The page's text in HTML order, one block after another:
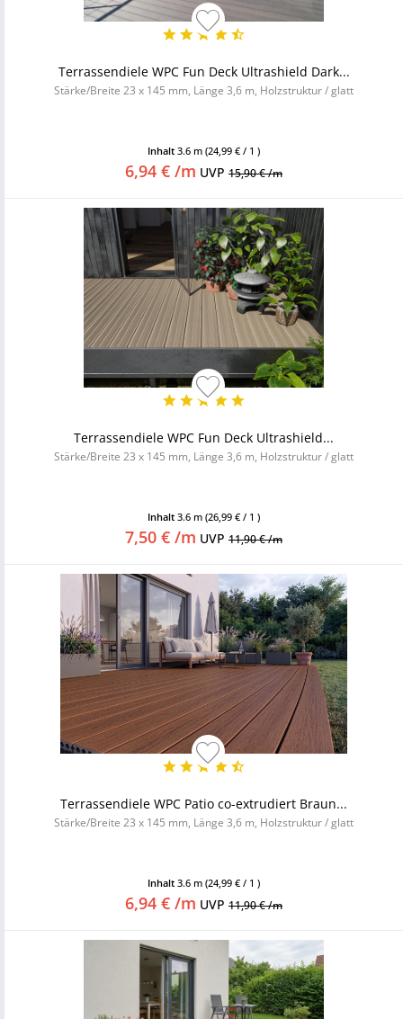
Terrassendiele WPC Fun Deck Ultrashield Dark...
Stärke/Breite 23 x 145 mm, Länge 3,6 m, Holzstruktur / glatt
Inhalt 3.6 m (24,99 € / 1 )
6,94 € /m UVP 15,90 € /m
Terrassendiele WPC Fun Deck Ultrashield...
Stärke/Breite 23 x 145 mm, Länge 3,6 m, Holzstruktur / glatt
Inhalt 3.6 m (26,99 € / 1 )
7,50 € /m UVP 11,90 € /m
Terrassendiele WPC Patio co-extrudiert Braun...
Stärke/Breite 23 x 145 mm, Länge 3,6 m, Holzstruktur / glatt
Inhalt 3.6 m (24,99 € / 1 )
6,94 € /m UVP 11,90 € /m